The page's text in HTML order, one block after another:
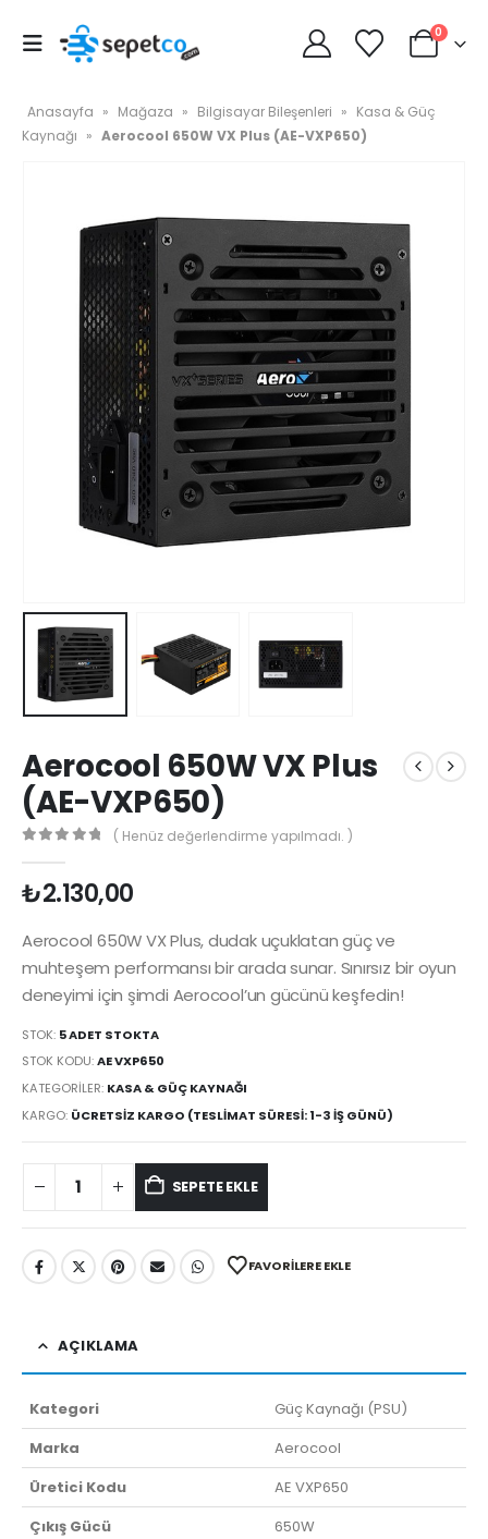
0
Anasayfa » Mağaza » Bilgisayar Bileşenleri » Kasa & Güç
Kaynağı » Aerocool 650W VX Plus (AE-VXP650)
Aerocool 650W VX Plus
(AE-VXP650)
( Henüz değerlendirme yapılmadı. )
₺2.130,00
Aerocool 650W VX Plus, dudak uçuklatan güç ve
muhteşem performansı bir arada sunar. Sınırsız bir oyun
deneyimi için şimdi Aerocool’un gücünü keşfedin!
STOK: 5 ADET STOKTA
STOK KODU:AE VXP650
KATEGORILER: KASA & GÜÇ KAYNAĞI
KARGO: ÜCRETSIZ KARGO (TESLIMAT SÜRESI: 1-3 İŞ GÜNÜ)
SEPETE EKLE
FAVORILERE EKLE
AÇIKLAMA
Kategori
Güç Kaynağı (PSU)
Marka
Aerocool
Üretici Kodu
AE VXP650
Çıkış Gücü
650W